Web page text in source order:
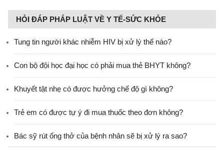
HỎI ĐÁP PHÁP LUẬT VỀ Y TẾ-SỨC KHỎE
Tung tin người khác nhiễm HIV bị xử lý thế nào?
Con bộ đội học đại học có phải mua thẻ BHYT không?
Khuyết tật nhẹ có được hưởng chế độ gì không?
Trẻ em có được tự ý đi mua thuốc theo đơn không?
Bác sỹ rút ống thở của bệnh nhân sẽ bị xử lý ra sao?